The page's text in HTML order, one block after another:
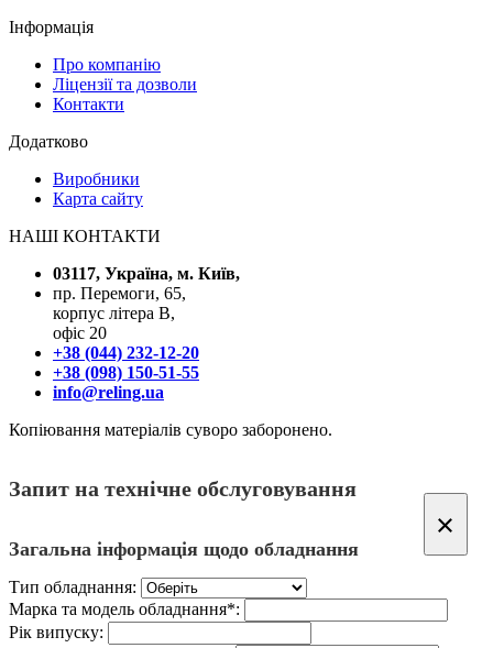
Інформація
Про компанію
Ліцензії та дозволи
Контакти
Додатково
Виробники
Карта сайту
НАШІ КОНТАКТИ
03117, Україна, м. Київ,
пр. Перемоги, 65,
корпус літера В,
офіс 20
+38 (044) 232-12-20
+38 (098) 150-51-55
info@reling.ua
Копіювання матеріалів суворо заборонено.
Запит на технічне обслуговування
×
Загальна інформація щодо обладнання
Тип обладнання:
Марка та модель обладнання*:
Рік випуску: